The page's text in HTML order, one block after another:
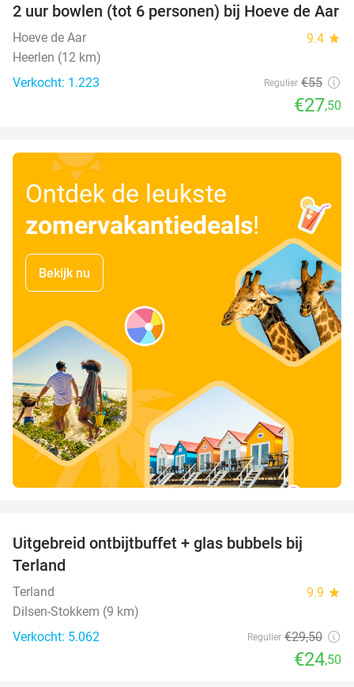
50%
2 uur bowlen (tot 6 personen) bij Hoeve de Aar
Hoeve de Aar 9.4 star
Heerlen (12 km)
Verkocht: 1.223
Regulier €55
€27,50
Ontdek de leukste
zomervakantiedeals!
Bekijk nu
Uitgebreid ontbijtbuffet + glas bubbels bij
Terland
Terland 9.9 star
Dilsen-Stokkem (9 km)
Verkocht: 5.062
Regulier €29,50
€24,50